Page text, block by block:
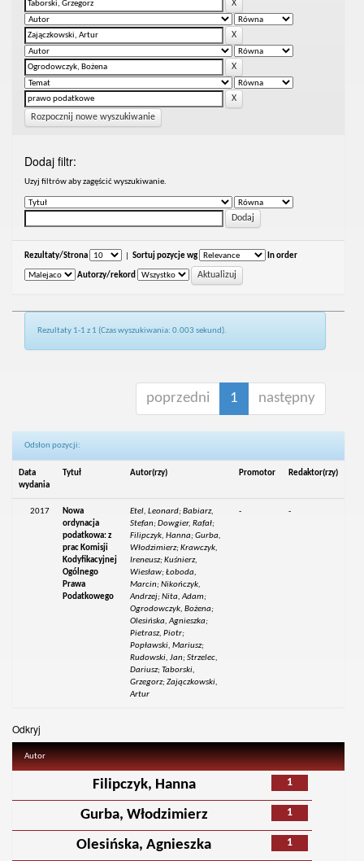
Rozpocznij nowe wyszukiwanie
Dodaj filtr:
Uzyj filtrów aby zagęścić wyszukiwanie.
Rezultaty/Strona Sortuj pozycje wg In order
Autorzy/rekord
Rezultaty 1-1 z 1 (Czas wyszukiwania: 0.003 sekund).
poprzedni 1 następny
Odsłon pozycji:
Data
wydania
Tytuł Autor(rzy) Promotor Redaktor(rzy)
2017
Nowa
ordynacja
podatkowa: z
prac Komisji
Kodyfikacyjnej
Ogólnego
Prawa
Podatkowego
Etel, Leonard; Babiarz,
Stefan; Dowgier, Rafał;
Filipczyk, Hanna; Gurba,
Włodzimierz; Krawczyk,
Ireneusz; Kuśnierz,
Wiesław; Łoboda,
Marcin; Nikończyk,
Andrzej; Nita, Adam;
Ogrodowczyk, Bożena;
Olesińska, Agnieszka;
Pietrasz, Piotr;
Popławski, Mariusz;
Rudowski, Jan; Strzelec,
Dariusz; Taborski,
Grzegorz; Zajączkowski,
Artur
- -
Odkryj
Autor
1
Filipczyk, Hanna
1
Gurba, Włodzimierz
1
Olesińska, Agnieszka